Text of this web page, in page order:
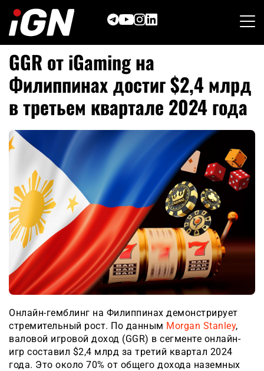
content
GGR от iGaming на
Филиппинах достиг $2,4 млрд
в третьем квартале 2024 года
Онлайн-гемблинг на Филиппинах демонстрирует
стремительный рост. По данным Morgan Stanley,
валовой игровой доход (GGR) в сегменте онлайн-
игр составил $2,4 млрд за третий квартал 2024
года. Это около 70% от общего дохода наземных